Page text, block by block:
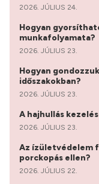
2026. JÚLIUS 24.
Hogyan
munkafolyamata?
2026. JÚLIUS 23.
Hogyan
időszakokban?
2026. JÚLIUS 23.
A hajhullás
2026. JÚLIUS 23.
Az ízületvédelem
porckopás ellen?
2026. JÚLIUS 22.